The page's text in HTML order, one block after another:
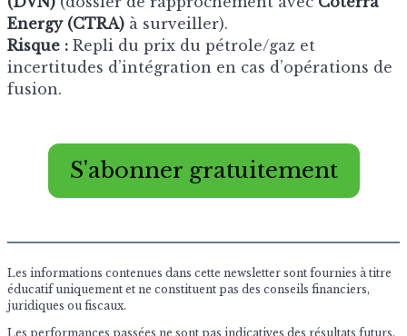
Energy (CTRA) à surveiller).
Risque : Repli du prix du pétrole/gaz et
incertitudes d’intégration en cas d’opérations de
fusion.
S'abonner gratuitement
Les informations contenues dans cette newsletter sont fournies à titre
éducatif uniquement et ne constituent pas des conseils financiers,
juridiques ou fiscaux.
Les performances passées ne sont pas indicatives des résultats futurs.